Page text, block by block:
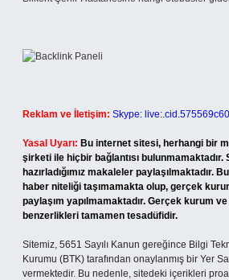
Reklam ve İletişim: Skype:
Yasal Uyarı: Bu internet sitesi, herhangi bir
şirketi ile hiçbir bağlantısı bulunmamaktadır.
hazırladığımız makaleler paylaşılmaktadır.
haber niteliği taşımamakta olup, gerçek
paylaşım yapılmamaktadır. Gerçek kurum
benzerlikleri tamamen tesadüfidir.
Sitemiz, 5651 Sayılı Kanun gereğince Bilgi
Kurumu (BTK) tarafından onaylanmış bir Yer
vermektedir. Bu nedenle, sitedeki içerikleri